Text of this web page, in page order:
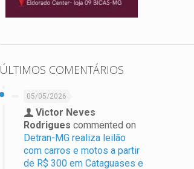
ÚLTIMOS COMENTÁRIOS
05/05/2026
Victor Neves
Rodrigues commented on
Detran-MG realiza leilão
com carros e motos a partir
de R$ 300 em Cataguases e